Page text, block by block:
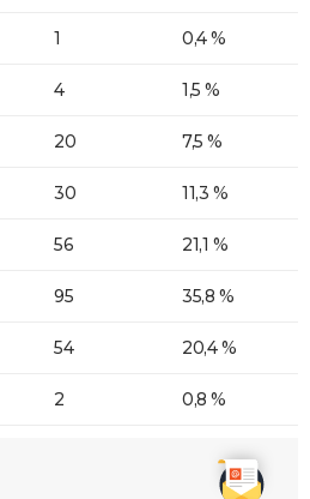
1 0,4 %
4 1,5 %
20 7,5 %
30 11,3 %
56 21,1 %
95 35,8 %
54 20,4 %
2 0,8 %